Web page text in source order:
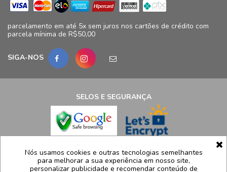
parcelamento em até 5x sem juros nos cartões de crédito com
parcela mínima de R$50,00
SIGA-NOS
SELOS E SEGURANÇA
LCB Confecções Eireli | CNPJ: 19.316.833/0009-41
Avenida Ayrton Senna, 5.500, Bloco 11, loja 124/125 - Barra da
Nós usamos cookies e outras tecnologias semelhantes
para melhorar a sua experiência em nosso site,
personalizar publicidade e recomendar conteúdo de